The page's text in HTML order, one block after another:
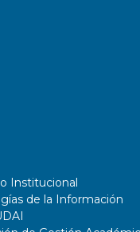
Institucional
de la Información